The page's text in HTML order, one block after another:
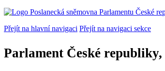
Přejít na hlavní navigaci Přejít na navigaci sekce
Parlament České republiky,